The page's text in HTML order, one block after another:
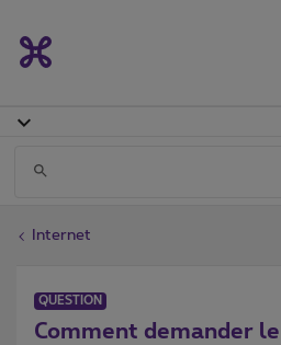
Internet
QUESTION
Comment demander